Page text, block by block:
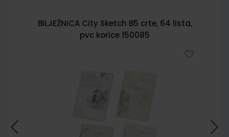
BILJEŽNICA City Sketch B5 crte, 64 lista,
pvc korice 150085